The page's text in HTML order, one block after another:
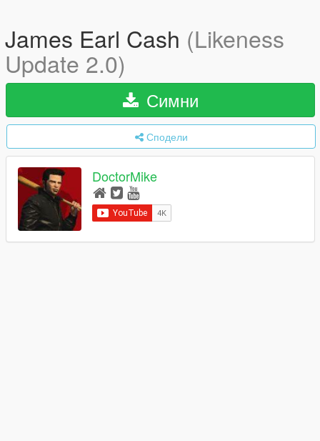
James Earl Cash (Likeness
Update 2.0)
Симни
Сподели
DoctorMike